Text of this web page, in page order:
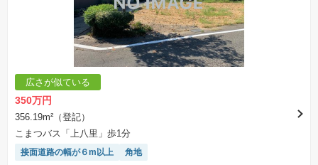
広さが似ている
350万円
356.19m²（登記）
こまつバス「上八里」歩1分
接面道路の幅が６m以上 角地